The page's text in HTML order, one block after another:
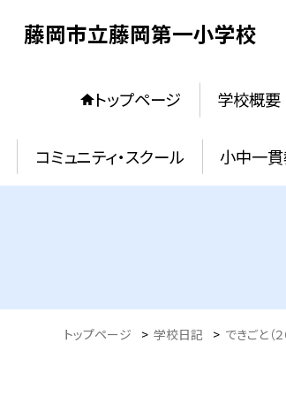
藤岡市立藤岡第一小学校
トップページ 学校概要
コミュニティ・スクール 小中一
トップページ > 学校日記 > できごと（２